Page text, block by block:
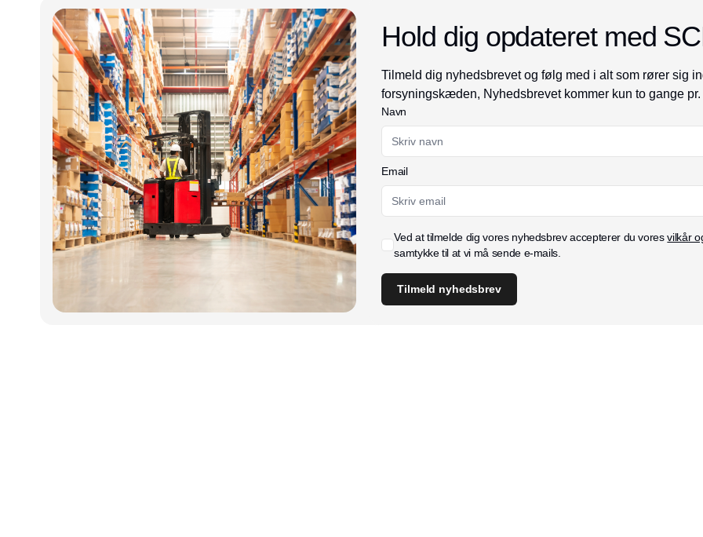
Hold dig opdateret med
Tilmeld dig nyhedsbrevet og følg med i alt som rører sig
forsyningskæden, Nyhedsbrevet kommer kun to gange pr.
Navn
Email
Ved at tilmelde dig vores nyhedsbrev accepterer du voresvilkår
samtykke til at vi må sende e-mails.
Tilmeld nyhedsbrev